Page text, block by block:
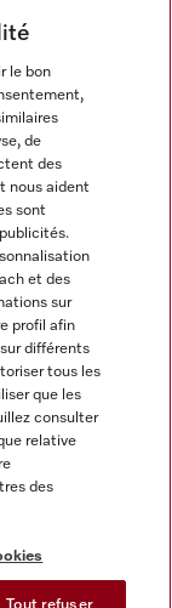
le bon
de
des
nous aident
sont
et des
sur
profil afin
différents
tous les
que les
consulter
relative
des